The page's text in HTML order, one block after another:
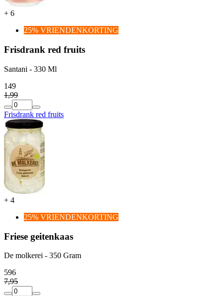
+ 6
25% VRIENDENKORTING
Frisdrank red fruits
Santani - 330 Ml
149
1,99
Frisdrank red fruits
+ 4
25% VRIENDENKORTING
Friese geitenkaas
De molkerei - 350 Gram
596
7,95